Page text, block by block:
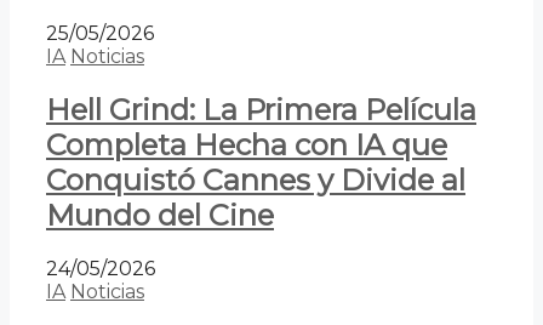
25/05/2026
IA Noticias
Hell Grind: La Primera Película
Completa Hecha con IA que
Conquistó Cannes y Divide al
Mundo del Cine
24/05/2026
IA Noticias